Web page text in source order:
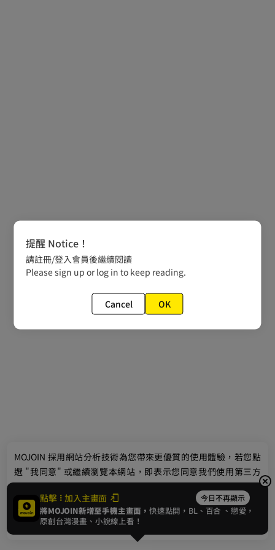
點擊 加入主畫面 今日不再顯示
將MOJOIN新增至手機主畫面，快速點開，BL、 百合 、戀愛，
原創台灣漫畫、小說線上看！
MOJOIN 採用網站分析技術為您帶來更優質的使用體驗，若您點
選 "我同意" 或繼續瀏覽本網站，即表示您同意我們使用第三方
Cookie，欲瞭解更多資訊請見隱私權政策。
我同意
提醒 Notice！
請註冊/登入會員後繼續閱讀
Please sign up or log in to keep reading.
Cancel OK